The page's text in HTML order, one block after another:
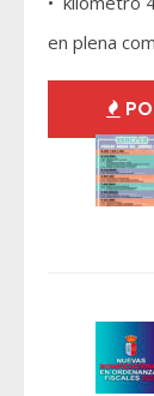
en plena